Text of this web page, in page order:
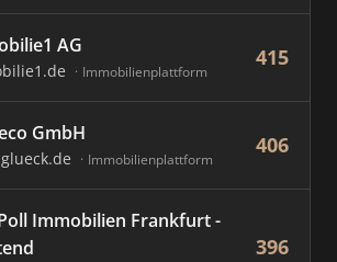
AG
Immobilienplattform
415
GmbH
Immobilienplattform
406
Immobilien Frankfurt -
396